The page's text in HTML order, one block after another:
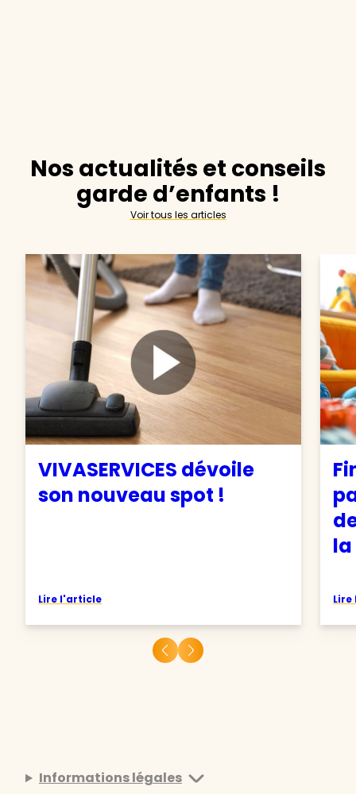
Nos actualités et conseils
garde d’enfants !
Voir tous les articles
VIVASERVICES dévoile
son nouveau spot !
Lire l'article
la
Informations légales